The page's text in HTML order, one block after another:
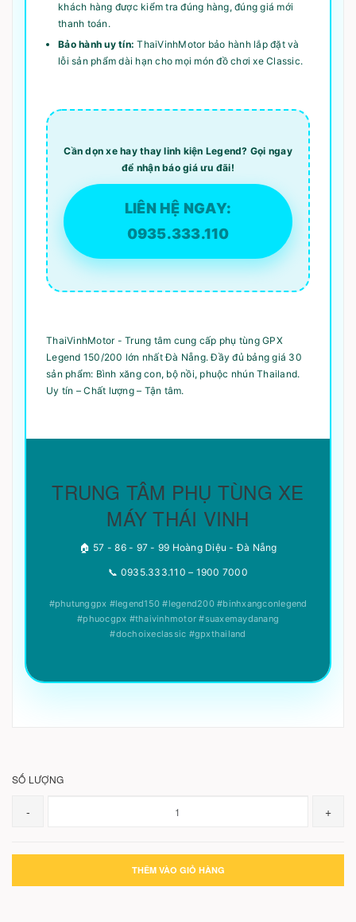
khách hàng được kiểm tra đúng hàng, đúng giá mới
thanh toán.
Bảo hành uy tín: ThaiVinhMotor bảo hành lắp đặt và
lỗi sản phẩm dài hạn cho mọi món đồ chơi xe Classic.
Cần dọn xe hay thay linh kiện Legend? Gọi ngay
để nhận báo giá ưu đãi!
LIÊN HỆ NGAY:
0935.333.110
ThaiVinhMotor - Trung tâm cung cấp phụ tùng GPX
Legend 150/200 lớn nhất Đà Nẵng. Đầy đủ bảng giá 30
sản phẩm: Bình xăng con, bộ nồi, phuộc nhún Thailand.
Uy tín – Chất lượng – Tận tâm.
TRUNG TÂM PHỤ TÙNG XE
MÁY THÁI VINH
🏠 57 - 86 - 97 - 99 Hoàng Diệu - Đà Nẵng
📞 0935.333.110 – 1900 7000
#phutunggpx #legend150 #legend200 #binhxangconlegend
#phuocgpx #thaivinhmotor #suaxemaydanang
#dochoixeclassic #gpxthailand
SỐ LƯỢNG
- +
THÊM VÀO GIỎ HÀNG